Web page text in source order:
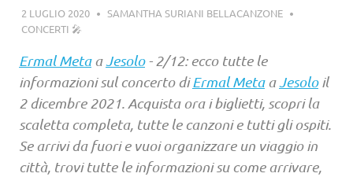
2 LUGLIO 2020
SAMANTHA SURIANI BELLACANZONE
CONCERTI 🎤
Ermal MetaaJesolo- 2/12: ecco tutte le
informazioni sul concerto diErmal MetaaJesoloil
2 dicembre 2021. Acquista ora i biglietti, scopri la
scaletta completa, tutte le canzoni e tutti gli ospiti.
Se arrivi da fuori e vuoi organizzare un viaggio in
città, trovi tutte le informazioni su come arrivare,